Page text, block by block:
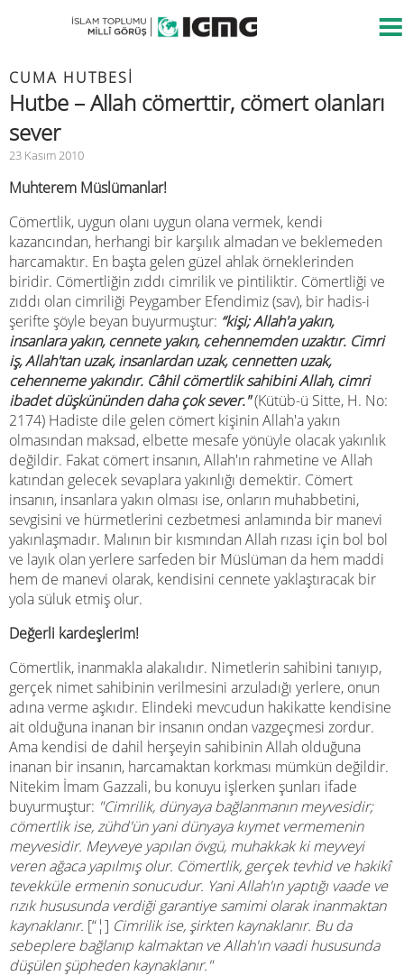
CUMA HUTBESİ
Hutbe – Allah cömerttir, cömert olanları
sever
23 Kasım 2010
Muhterem Müslümanlar!
Cömertlik, uygun olanı uygun olana vermek, kendi
kazancından, herhangi bir karşılık almadan ve beklemeden
harcamaktır. En başta gelen güzel ahlak örneklerinden
biridir. Cömertliğin zıddı cimrilik ve pintiliktir. Cömertliği ve
zıddı olan cimriliği Peygamber Efendimiz (sav), bir hadis-i
şerifte şöyle beyan buyurmuştur: “kişi; Allah'a yakın,
insanlara yakın, cennete yakın, cehennemden uzaktır. Cimri
iş, Allah'tan uzak, insanlardan uzak, cennetten uzak,
cehenneme yakındır. Câhil cömertlik sahibini Allah, cimri
ibadet düşkününden daha çok sever."(Kütüb-ü Sitte, H. No:
2174) Hadiste dile gelen cömert kişinin Allah'a yakın
olmasından maksad, elbette mesafe yönüyle olacak yakınlık
değildir. Fakat cömert insanın, Allah'ın rahmetine ve Allah
katından gelecek sevaplara yakınlığı demektir. Cömert
insanın, insanlara yakın olması ise, onların muhabbetini,
sevgisini ve hürmetlerini cezbetmesi anlamında bir manevi
yakınlaşmadır. Malının bir kısmından Allah rızası için bol bol
ve layık olan yerlere sarfeden bir Müslüman da hem maddi
hem de manevi olarak, kendisini cennete yaklaştıracak bir
yola süluk etmiş olur.
Değerli kardeşlerim!
Cömertlik, inanmakla alakalıdır. Nimetlerin sahibini tanıyıp,
gerçek nimet sahibinin verilmesini arzuladığı yerlere, onun
adına verme aşkıdır. Elindeki mevcudun hakikatte kendisine
ait olduğuna inanan bir insanın ondan vazgeçmesi zordur.
Ama kendisi de dahil herşeyin sahibinin Allah olduğuna
inanan bir insanın, harcamaktan korkması mümkün değildir.
Nitekim İmam Gazzali, bu konuyu işlerken şunları ifade
buyurmuştur: "Cimrilik, dünyaya bağlanmanın meyvesidir;
cömertlik ise, zühd'ün yani dünyaya kıymet vermemenin
meyvesidir. Meyveye yapılan övgü, muhakkak ki meyveyi
veren ağaca yapılmış olur. Cömertlik, gerçek tevhid ve hakikî
tevekküle ermenin sonucudur. Yani Allah'ın yaptığı vaade ve
rızık hususunda verdiği garantiye samimi olarak inanmaktan
kaynaklanır. [“¦] Cimrilik ise, şirkten kaynaklanır. Bu da
sebeplere bağlanıp kalmaktan ve Allah'ın vaadi hususunda
düşülen şüpheden kaynaklanır."